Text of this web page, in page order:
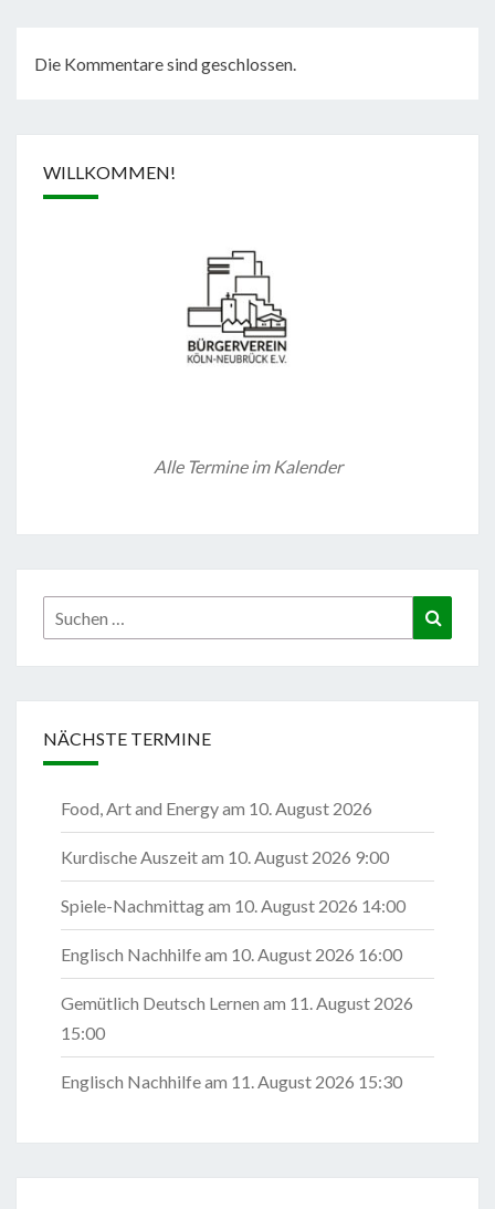
Die Kommentare sind geschlossen.
WILLKOMMEN!
Alle Termine im Kalender
Suchen
nach:
NÄCHSTE TERMINE
Food, Art and Energyam 10. August 2026
Kurdische Auszeitam 10. August 2026 9:00
Spiele-Nachmittagam 10. August 2026 14:00
Englisch Nachhilfeam 10. August 2026 16:00
Gemütlich Deutsch Lernen am 11. August 2026
15:00
Englisch Nachhilfeam 11. August 2026 15:30